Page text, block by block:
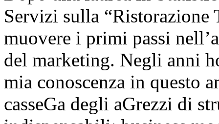
Servizi sulla “Ristorazione
muovere i primi passi
del marketing. Negli anni
mia conoscenza in questo
casseGa degli aGrezzi di